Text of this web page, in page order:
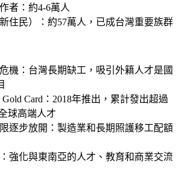
者：約4-6萬人
住民）：約57萬人，已成台灣重要族群
機：台灣長期缺工，吸引外籍人才是國
Gold Card：2018年推出，累計發出超過
球高端人才
逐步放開：製造業和長期照護移工配額
強化與東南亞的人才、教育和商業交流